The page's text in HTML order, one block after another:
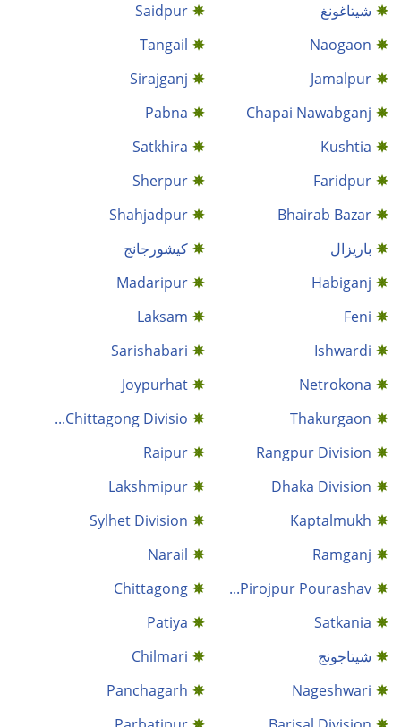
شيتاغونغ
Saidpur
Naogaon
Tangail
Jamalpur
Sirajganj
Chapai Nawabganj
Pabna
Kushtia
Satkhira
Faridpur
Sherpur
Bhairab Bazar
Shahjadpur
باريزال
كيشورجانج
Habiganj
Madaripur
Feni
Laksam
Ishwardi
Sarishabari
Netrokona
Joypurhat
Thakurgaon
Chittagong Divisio...
Rangpur Division
Raipur
Dhaka Division
Lakshmipur
Kaptalmukh
Sylhet Division
Ramganj
Narail
Pirojpur Pourashav...
Chittagong
Satkania
Patiya
شيتاجونج
Chilmari
Nageshwari
Panchagarh